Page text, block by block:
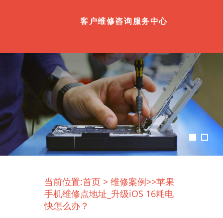
客户维修咨询服务中心
当前位置:首页 > 维修案例>>苹果
手机维修点地址_升级iOS 16耗电
快怎么办？